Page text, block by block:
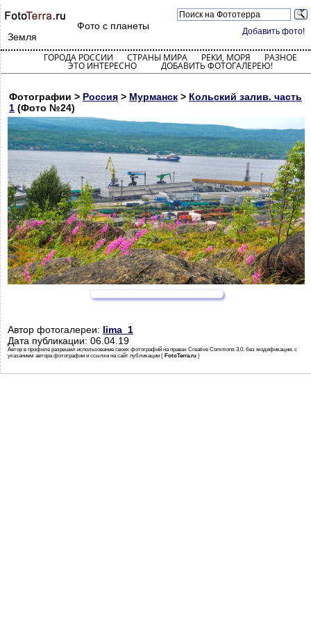
Добавить фото!
Фото с планеты
Земля
ГОРОДА РОССИИ СТРАНЫ МИРА РЕКИ, МОРЯ РАЗНОЕ
ЭТО ИНТЕРЕСНО ДОБАВИТЬ ФОТОГАЛЕРЕЮ!
Фотографии > Россия > Мурманск > Кольский залив. часть
1 (Фото №24)
Автор фотогалереи: lima_1
Дата публикации: 06.04.19
Автор в профиле разрешил использование своих фотографий на правах Creative Commons 3.0, без модификации, с
указанием автора фотографии и ссылки на сайт публикации ( FotoTerra.ru )